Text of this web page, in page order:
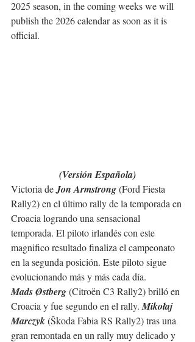
2025 season, in the coming weeks we will
publish the 2026 calendar as soon as it is
official.
(Versión Española)
Victoria de Jon Armstrong (Ford Fiesta
Rally2) en el último rally de la temporada en
Croacia logrando una sensacional
temporada. El piloto irlandés con este
magnifico resultado finaliza el campeonato
en la segunda posición. Este piloto sigue
evolucionando más y más cada día.
Mads Østberg (Citroën C3 Rally2) brilló en
Croacia y fue segundo en el rally. Mikołaj
Marczyk (Škoda Fabia RS Rally2) tras una
gran remontada en un rally muy delicado y